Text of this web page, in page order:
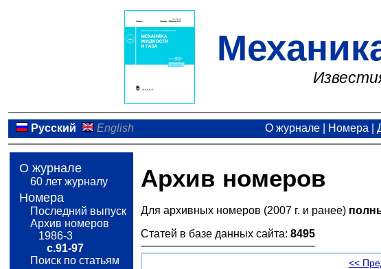
Русский English О журнале Номера
О журнале
60 лет журналу
Номера
Последний выпуск
Архив номеров
1986-3
с.91-97
Поиск по статьям
Архив номеров
Для архивных номеров (2007 г. и ранее)
Статей в базе данных сайта: 8495
<<